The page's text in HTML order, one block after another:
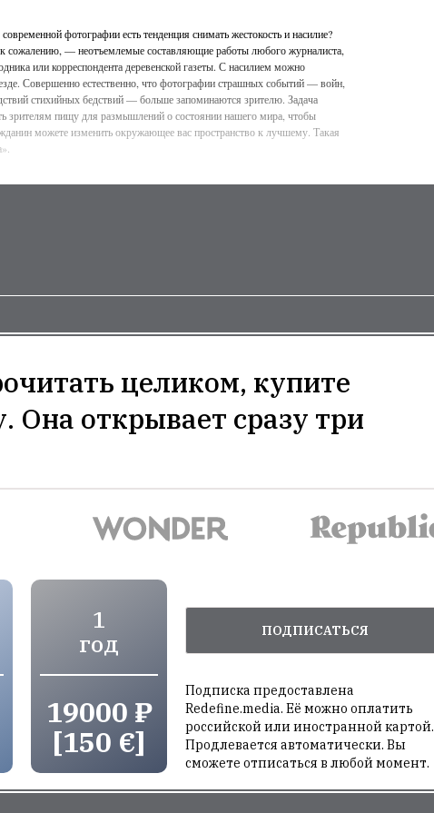
фотографии есть тенденция снимать жестокость и насилие?
к сожалению, — неотъемлемые составляющие работы любого журналиста,
или корреспондента деревенской газеты. С насилием можно
Совершенно естественно, что фотографии страшных событий — войн,
стихийных бедствий — больше запоминаются зрителю. Задача
зрителям пищу для размышлений о состоянии нашего мира, чтобы
можете изменить окружающее вас пространство к лучшему. Такая
целиком, купите
Она открывает сразу три
1
год
19000 ₽
[150 €]
ПОДПИСАТЬСЯ
Подписка предоставлена
Redefine.media. Её можно оплатить
российской или иностранной картой.
Продлевается автоматически. Вы
сможете отписаться в любой момент.